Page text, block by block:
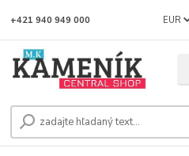
EUR
+421 940 949 000